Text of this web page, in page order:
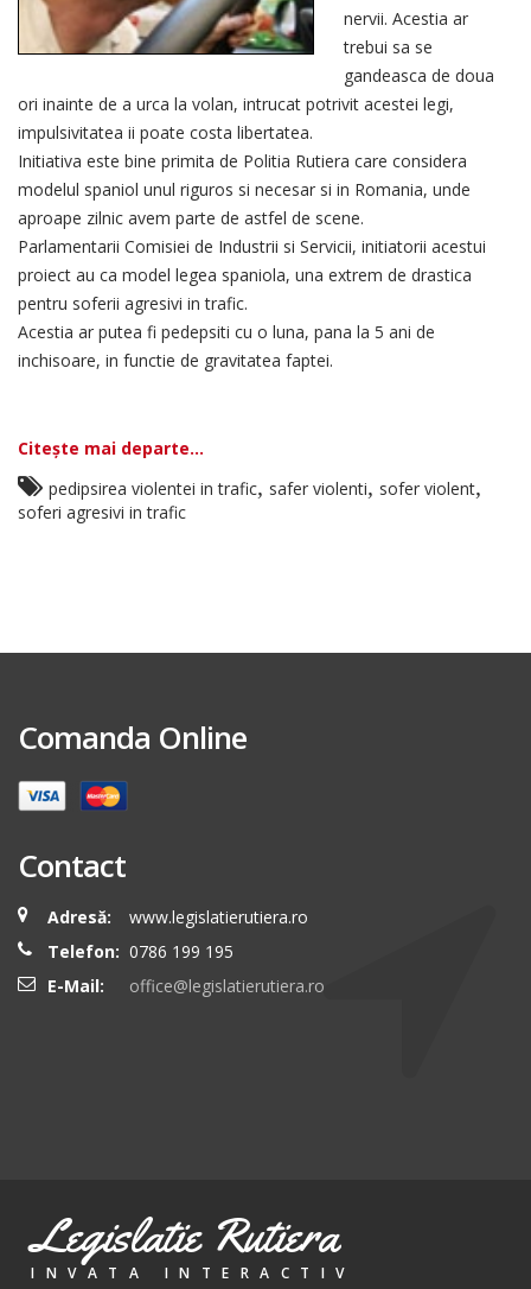
nervii. Acestia ar
trebui sa se
gandeasca de doua
ori inainte de a urca la volan, intrucat potrivit acestei legi,
impulsivitatea ii poate costa libertatea.
Initiativa este bine primita de Politia Rutiera care considera
modelul spaniol unul riguros si necesar si in Romania, unde
aproape zilnic avem parte de astfel de scene.
Parlamentarii Comisiei de Industrii si Servicii, initiatorii acestui
proiect au ca model legea spaniola, una extrem de drastica
pentru soferii agresivi in trafic.
Acestia ar putea fi pedepsiti cu o luna, pana la 5 ani de
inchisoare, in functie de gravitatea faptei.
Citește mai departe...
pedipsirea violentei in trafic, safer violenti, sofer violent,
soferi agresivi in trafic
Comanda Online
Contact
Adresă:
www.legislatierutiera.ro
Telefon: 0786 199 195
E-Mail:
office@legislatierutiera.ro
Legislatie Rutiera
INVATA INTERACTIV